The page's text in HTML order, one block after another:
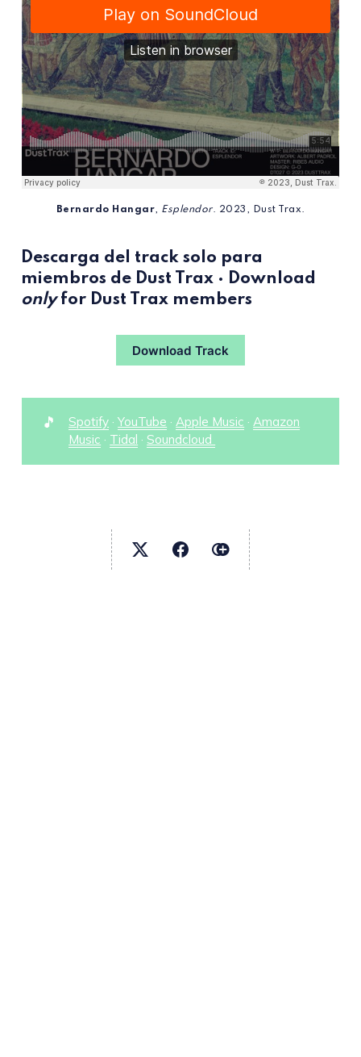
Bernardo Hangar, Esplendor. 2023, Dust Trax.
Descarga del track solo para
miembros de Dust Trax· Download
onlyfor Dust Trax members
Download Track
🎵 Spotify ·YouTube ·Apple Music ·Amazon
Music · Tidal ·Soundcloud